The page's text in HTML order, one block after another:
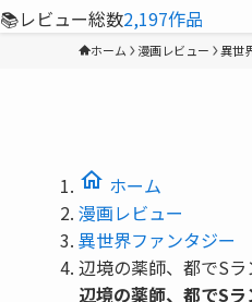
📚レビュー総数2,197作品
ホーム 漫画レビュー 異世
home ホーム
漫画レビュー
異世界ファンタジー
辺境の薬師、都でS
辺境の薬師、都でS